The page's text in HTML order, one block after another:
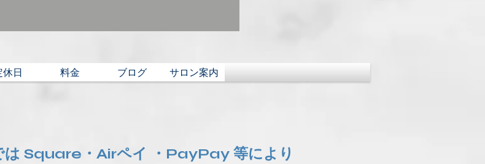
休日 料金 ブログ サロン案内
は Square・Airペイ ・PayPay 等により